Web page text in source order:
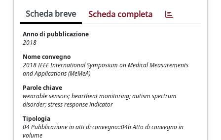
Scheda breve Scheda completa
Anno di pubblicazione
2018
Nome convegno
2018 IEEE International Symposium on Medical Measurements
and Applications (MeMeA)
Parole chiave
wearable sensors; heartbeat monitoring; autism spectrum
disorder; stress response indicator
Tipologia
04 Pubblicazione in atti di convegno::04b Atto di convegno in
volume